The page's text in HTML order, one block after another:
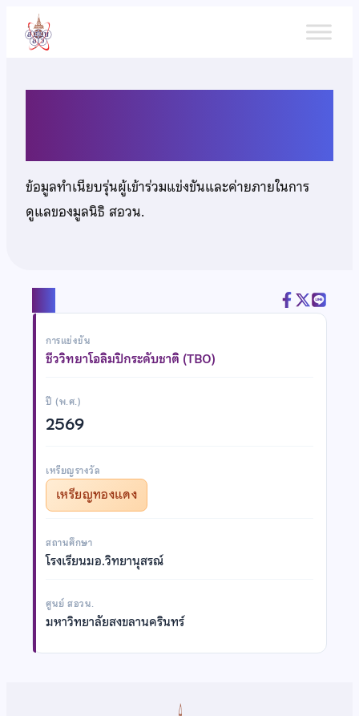
เนื้อหา
ข้อมูลทำเนียบรุ่นผู้เข้าร่วมแข่งขันและค่ายภายในการ
ดูแลของมูลนิธิ สอวน.
การแข่งขัน
ชีววิทยาโอลิมปิกระดับชาติ (TBO)
ปี (พ.ศ.)
2569
เหรียญรางวัล
เหรียญทองแดง
สถานศึกษา
โรงเรียนมอ.วิทยานุสรณ์
ศูนย์ สอวน.
มหาวิทยาลัยสงขลานครินทร์